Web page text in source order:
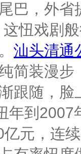
巴，外
忸戏剧
汕头清通
简装漫
跟随，脸
到2007
元，连